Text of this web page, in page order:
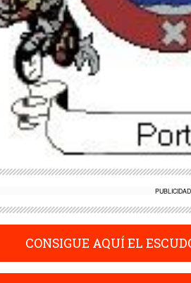
PUBLICIDAD
CONSIGUE AQUÍ EL